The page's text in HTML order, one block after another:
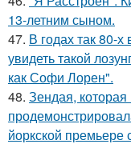
13-летним сыном.
47. В годах так 80-
увидеть такой
как Софи Лорен".
48. Зендая,
йоркской премьере